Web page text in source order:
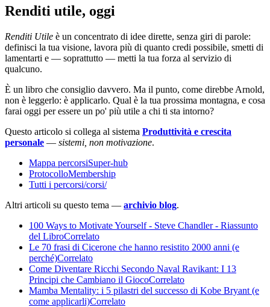
Renditi utile, oggi
Renditi Utile è un concentrato di idee dirette, senza giri di parole:
definisci la tua visione, lavora più di quanto credi possibile, smetti di
lamentarti e — soprattutto — metti la tua forza al servizio di
qualcuno.
È un libro che consiglio davvero. Ma il punto, come direbbe Arnold,
non è leggerlo: è applicarlo. Qual è la tua prossima montagna, e cosa
farai oggi per essere un po' più utile a chi ti sta intorno?
Questo articolo si collega al sistema Produttività e crescita
personale — sistemi, non motivazione.
Mappa percorsiSuper-hub
ProtocolloMembership
Tutti i percorsi/corsi/
Altri articoli su questo tema — archivio blog.
100 Ways to Motivate Yourself - Steve Chandler - Riassunto
del LibroCorrelato
Le 70 frasi di Cicerone che hanno resistito 2000 anni (e
perché)Correlato
Come Diventare Ricchi Secondo Naval Ravikant: I 13
Principi che Cambiano il GiocoCorrelato
Mamba Mentality: i 5 pilastri del successo di Kobe Bryant (e
come applicarli)Correlato